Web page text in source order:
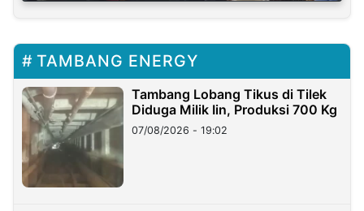
TAMBANG ENERGY
Tambang Lobang Tikus di Tilek
Diduga Milik Iin, Produksi 700 Kg
07/08/2026 - 19:02